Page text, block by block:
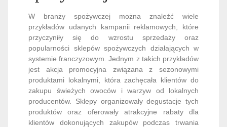
W branży spożywczej można znaleźć wiele
przykładów udanych kampanii reklamowych, które
przyczyniły się do wzrostu sprzedaży oraz
popularności sklepów spożywczych działających w
systemie franczyzowym. Jednym z takich przykładów
jest akcja promocyjna związana z sezonowymi
produktami lokalnymi, która zachęcała klientów do
zakupu świeżych owoców i warzyw od lokalnych
producentów. Sklepy organizowały degustacje tych
produktów oraz oferowały atrakcyjne rabaty dla
klientów dokonujących zakupów podczas trwania